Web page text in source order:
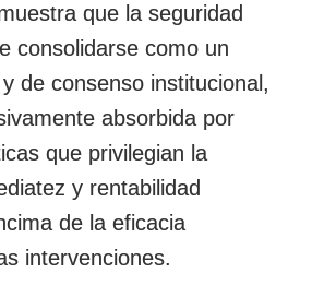
que la seguridad
consolidarse como un
de consenso institucional,
absorbida por
que privilegian la
y rentabilidad
de la eficacia
intervenciones.